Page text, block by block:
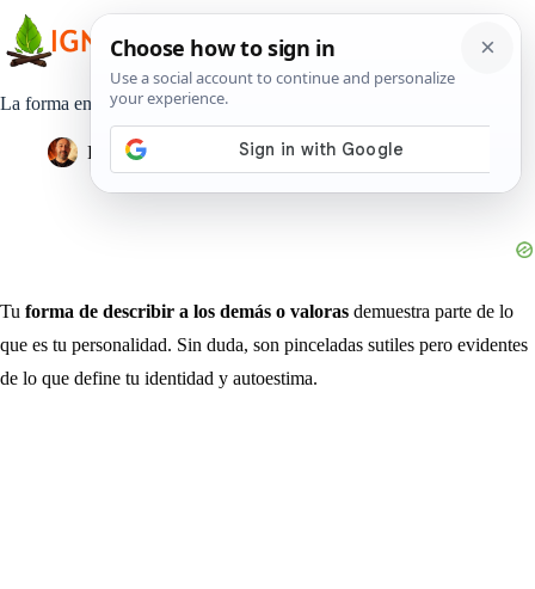
contenido
La forma en que describes a los demás dice mucho de ti
Pedro Lisperguer 14 julio, 2020 Estilo de Vida
Tu forma de describir a los demás o valoras demuestra parte de lo
que es tu personalidad. Sin duda, son pinceladas sutiles pero evidentes
de lo que define tu identidad y autoestima.